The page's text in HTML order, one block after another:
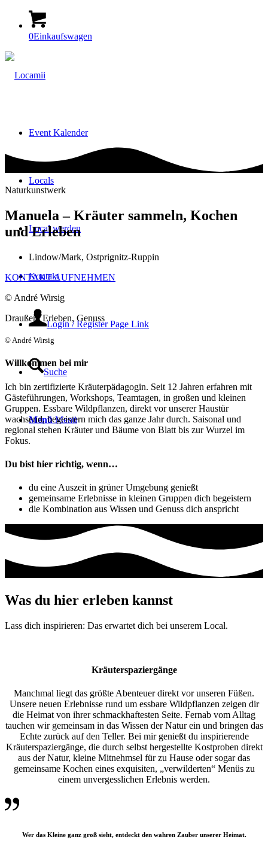
0Einkaufswagen
Event Kalender
Locals
Local werden
Kontakt
Login / Register Page Link
Suche
Menü Menü
Naturkunstwerk
Manuela – Kräuter sammeln, Kochen
und Erleben
Lindow/Mark, Ostprignitz-Ruppin
KONTAKT AUFNEHMEN
© André Wirsig
Draußen ,Erleben, Genuss
© André Wirsig
Willkommen bei mir
Ich bin zertifizierte Kräuterpädagogin. Seit 12 Jahren erfahren mit
Gästeführungen, Workshops, Teamtagen, in großen und kleinen
Gruppen. Essbare Wildpflanzen, direkt vor unserer Haustür
wachsend, begeistern mich das ganze Jahr durch. Saisonal und
regional stehen Kräuter und Bäume von Blatt bis zur Wurzel im
Fokus.
Du bist hier richtig, wenn…
du eine Auszeit in grüner Umgebung genießt
gemeinsame Erlebnisse in kleinen Gruppen dich begeistern
die Kombination aus Wissen und Genuss dich anspricht
Was du hier erleben kannst
Lass dich inspirieren: Das erwartet dich bei unserem Local.
Kräuterspaziergänge
Manchmal liegt das größte Abenteuer direkt vor unseren Füßen.
Unsere neuen Erlebnisse rund um essbare Wildpflanzen zeigen dir
die Heimat von ihrer schmackhaftesten Seite. Fernab vom Alltag
tauchen wir gemeinsam in das Wissen der Natur ein und bringen das
Echte zurück auf den Teller. Bei mir genießt du inspirierende
Kräuterspaziergänge, die durch selbst hergestellte Kostproben direkt
aus der Natur, kleine Mitnehmsel für zu Hause oder sogar das
gemeinsame Kochen eines exquisiten, „verwilderten“ Menüs zu
einem unvergesslichen Erlebnis werden.
Wer das Kleine ganz groß sieht, entdeckt den wahren Zauber unserer Heimat.